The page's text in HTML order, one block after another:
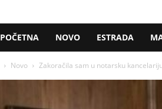
POČETNA NOVO ESTRADA
Novo Zakoračila sam u notarsku